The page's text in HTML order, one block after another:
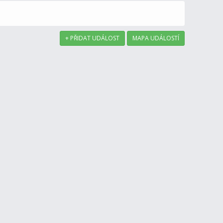
+ PŘIDAT UDÁLOST MAPA UDÁLOSTÍ